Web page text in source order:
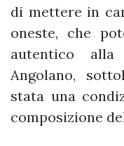
di mettere in
oneste, che
autentico
Angolano,
stata una
composizione